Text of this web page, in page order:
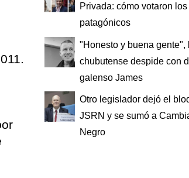
Privada: cómo votaron
patagónicos
"Honesto y buena gente",
chubutense despide con
galenso James
Otro legislador dejó el
JSRN y se sumó a
Negro